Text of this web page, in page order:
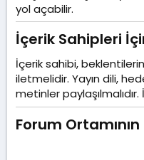
yol açabilir.
İçerik Sahipleri
İçerik sahibi,
iletmelidir. Yayın dili,
metinler
Forum